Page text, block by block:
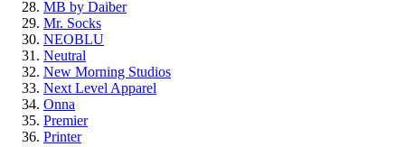
MB by Daiber
Mr. Socks
NEOBLU
Neutral
New Morning Studios
Next Level Apparel
Onna
Premier
Printer